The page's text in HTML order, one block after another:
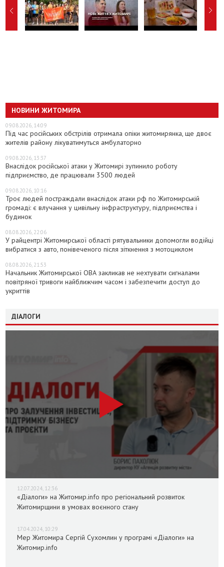
НОВИНИ ЖИТОМИРА
09.08.2026, 14:09
Під час російських обстрілів отримала опіки житомирянка, ще двоє
жителів району лікуватимуться амбулаторно
09.08.2026, 13:37
Внаслідок російської атаки у Житомирі зупинило роботу
підприємство, де працювали 3500 людей
09.08.2026, 10:16
Троє людей постраждали внаслідок атаки рф по Житомирській
громаді: є влучання у цивільну інфраструктуру, підприємства і
будинок
08.08.2026, 22:06
У райцентрі Житомирської області рятувальники допомогли водійці
вибратися з авто, понівеченого після зіткнення з мотоциклом
08.08.2026, 21:53
Начальник Житомирської ОВА закликав не нехтувати сигналами
повітряної тривоги найближчим часом і забезпечити доступ до
укриттів
ДІАЛОГИ
12.07.2024, 12:36
«Діалоги» на Житомир.info про регіональний розвиток
Житомирщини в умовах воєнного стану
17.04.2024, 10:29
Мер Житомира Сергій Сухомлин у програмі «Діалоги» на
Житомир.info